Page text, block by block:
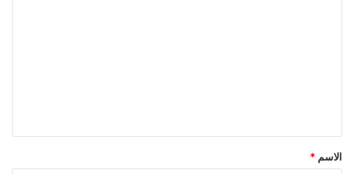
ق
*
الاسم *